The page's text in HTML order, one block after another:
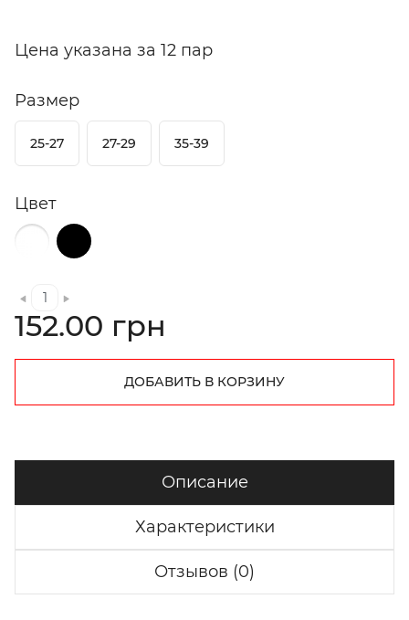
Цена указана за 12 пар
Размер
25-27 27-29 35-39
Цвет
152.00 грн
ДОБАВИТЬ В КОРЗИНУ
Описание
Характеристики
Отзывов (0)